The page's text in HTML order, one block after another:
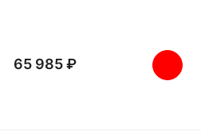
65 985 ₽